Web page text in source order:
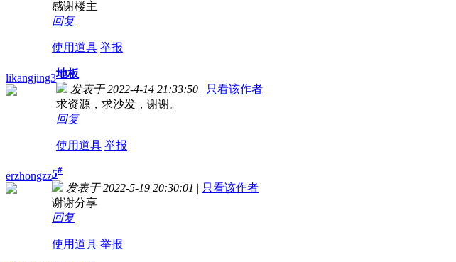
感谢楼主
回复
使用道具 举报
likangjing3地板
发表于 2022-4-14 21:33:50 | 只看该作者
求资源，求沙发，谢谢。
回复
使用道具 举报
erzhongzz5#
发表于 2022-5-19 20:30:01 | 只看该作者
谢谢分享
回复
使用道具 举报